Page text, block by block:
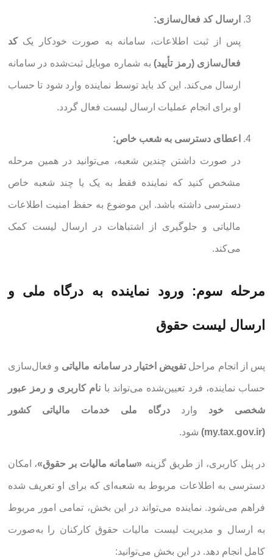
ارسال کد فعال‌سازی:
پس از ثبت اطلاعات، سامانه به صورت خودکار یککد
فعال‌سازی (رمز تأیید)به شماره موبایل ثبت‌شده در سامانه
ارسال می‌کند. این کد باید توسط نماینده وارد شود تا حساب
او برای انجام عملیات ارسال لیست فعال گردد.
اعطای دسترسی به شعب خاص:
در صورت داشتن چندین شعبه، می‌توانید در همین مرحله
مشخص کنید که نماینده فقط به یک یا چند شعبه خاص
دسترسی داشته باشد. این موضوع به حفظ امنیت اطلاعات
مالیاتی و جلوگیری از اشتباهات در ارسال لیست کمک
می‌کند.
مرحله سوم: ورود نماینده به درگاه ملی و
ارسال لیست حقوق
پس از انجام مراحلتفویض اختیار در سامانه مالیاتی و فعال‌سازی
حساب نماینده، فرد تعیین‌شده می‌تواند با نام کاربری و رمز عبور
شخصی خود وارد درگاه ملی خدمات مالیاتی کشور
(my.tax.gov.ir) شود.
در پنل کاربری، از طریق گزینه «سامانه مالیات بر حقوق»، امکان
دسترسی به اطلاعات مربوط به شعبه‌ای که برای او تعریف شده
فراهم می‌شود. نماینده می‌تواند در این بخش، تمامی امور مربوط
به ارسال و مدیریت لیست مالیات حقوق کارکنان را به‌صورت
کامل انجام دهد. در این بخش می‌توانید: